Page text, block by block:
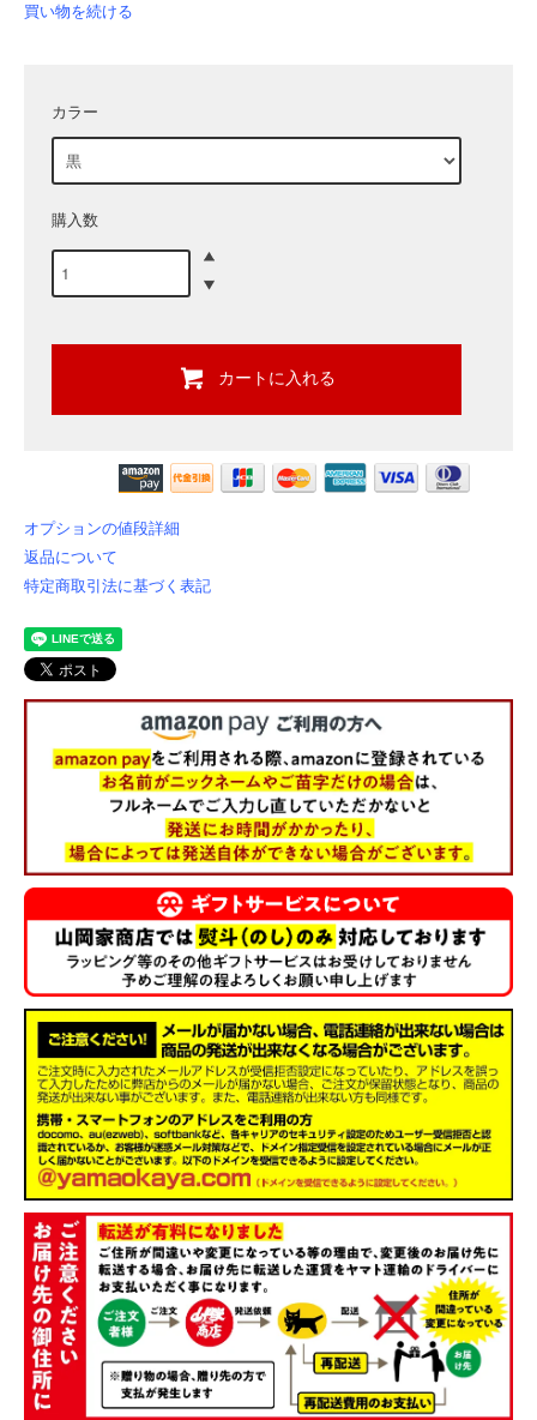
買い物を続ける
カラー
購入数
カートに入れる
オプションの値段詳細
返品について
特定商取引法に基づく表記